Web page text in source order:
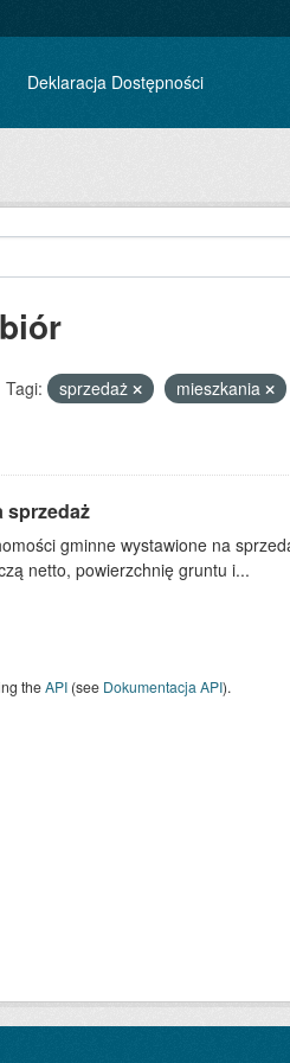
Deklaracja Dostępności
Tagi: sprzedaż
mieszkania
sprzedaż
gminne wystawione na
netto, powierzchnię gruntu i...
theAPI(see Dokumentacja API).